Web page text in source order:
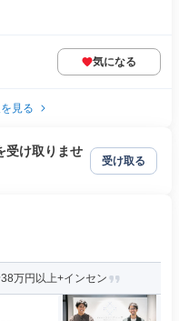
気になる
見る
受け取りませ
受け取る
万円以上+インセン